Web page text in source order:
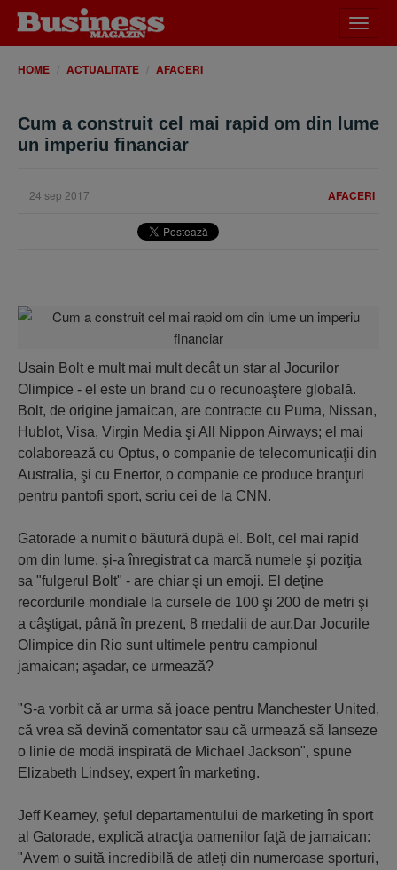
meniu
HOME ACTUALITATE AFACERI
Cum a construit cel mai rapid om din lume
un imperiu financiar
AFACERI
24 sep 2017
Usain Bolt e mult mai mult decât un star al Jocurilor
Olimpice - el este un brand cu o recunoaştere globală.
Bolt, de origine jamaican, are contracte cu Puma, Nissan,
Hublot, Visa, Virgin Media şi All Nippon Airways; el mai
colaborează cu Optus, o companie de telecomunicaţii din
Australia, şi cu Enertor, o companie ce produce branţuri
pentru pantofi sport, scriu cei de la CNN.
Gatorade a numit o băutură după el. Bolt, cel mai rapid
om din lume, şi-a înregistrat ca marcă numele şi poziţia
sa "fulgerul Bolt" - are chiar şi un emoji. El deţine
recordurile mondiale la cursele de 100 şi 200 de metri şi
a câştigat, până în prezent, 8 medalii de aur.Dar Jocurile
Olimpice din Rio sunt ultimele pentru campionul
jamaican; aşadar, ce urmează?
"S-a vorbit că ar urma să joace pentru Manchester United,
că vrea să devină comentator sau că urmează să lanseze
o linie de modă inspirată de Michael Jackson", spune
Elizabeth Lindsey, expert în marketing.
Jeff Kearney, şeful departamentului de marketing în sport
al Gatorade, explică atracţia oamenilor faţă de jamaican:
"Avem o suită incredibilă de atleţi din numeroase sporturi,